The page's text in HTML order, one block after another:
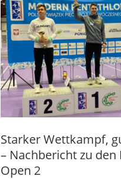
Starker Wettkampf,
– Nachbericht zu den
Open 2